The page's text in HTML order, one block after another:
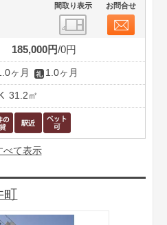
間取り表示 お問合せ
185,000円 0円
ヶ月 1.0ヶ月
31.2㎡
べて表示
町